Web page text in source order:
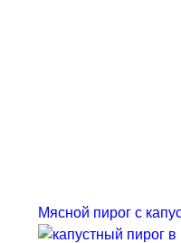
Мясной пирог с